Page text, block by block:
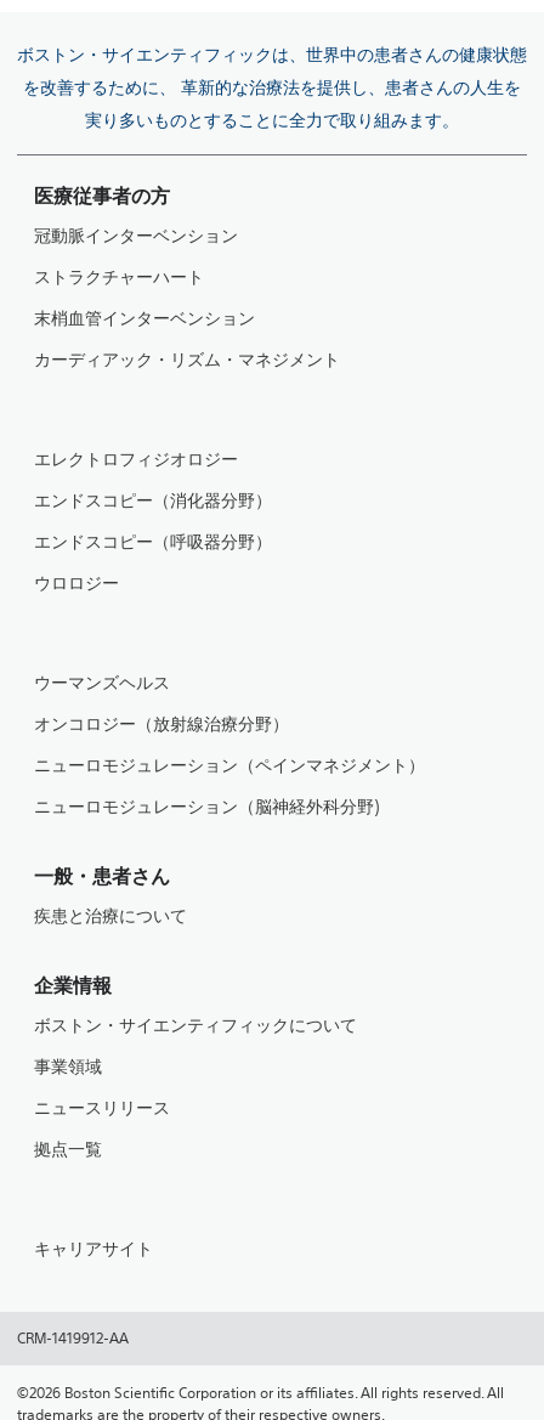
ボストン・サイエンティフィックは、世界中の患者さんの健康状態
を改善するために、 革新的な治療法を提供し、患者さんの人生を
実り多いものとすることに全力で取り組みます。
医療従事者の方
冠動脈インターベンション
ストラクチャーハート
末梢血管インターベンション
カーディアック・リズム・マネジメント
エレクトロフィジオロジー
エンドスコピー（消化器分野）
エンドスコピー（呼吸器分野）
ウロロジー
ウーマンズヘルス
オンコロジー（放射線治療分野）
ニューロモジュレーション（ペインマネジメント）
ニューロモジュレーション（脳神経外科分野)
一般・患者さん
疾患と治療について
企業情報
ボストン・サイエンティフィックについて
事業領域
ニュースリリース
拠点一覧
キャリアサイト
CRM-1419912-AA
©2026 Boston Scientific Corporation or its affiliates. All rights reserved. All
trademarks are the property of their respective owners.